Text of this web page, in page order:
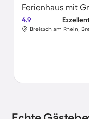
Ferienhaus mit
4.9 Exzellent